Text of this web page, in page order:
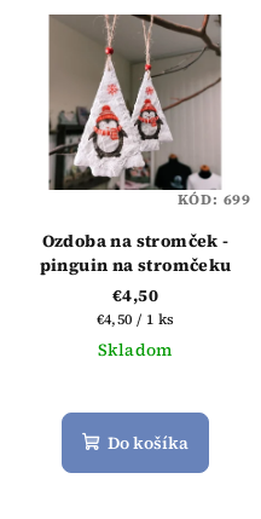
Ozdoba na stromček -
pinguin na stromčeku
€4,50
Jednotková
cena:
€4,50 / 1 ks
Skladom
hodnotenie
produktu
Do košíka
KÓD: 699